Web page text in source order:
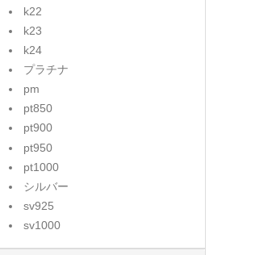
k22
k23
k24
プラチナ
pm
pt850
pt900
pt950
pt1000
シルバー
sv925
sv1000